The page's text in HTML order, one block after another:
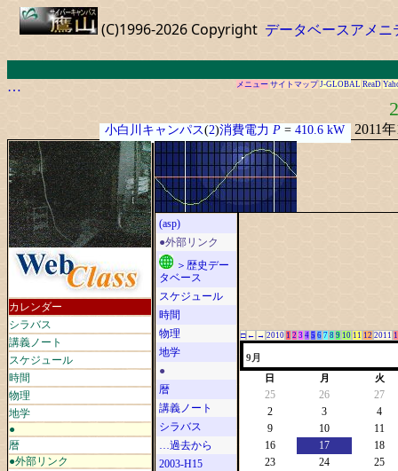
(C)1996-2026 Copyright データベースアメニ
… メニュー サイトマップ J-GLOBAL ReaD
小白川キャンパス(2)消費電力 P =410.6 kW 2011
カレンダー
シラバス
講義ノート
スケジュール
時間
物理
地学
●
暦
●外部リンク
(asp)
●外部リンク
＞歴史デー
タベース
スケジュール
時間
物理
地学
●
暦
講義ノート
シラバス
…過去から
2003-H15
□ ← → 2010 1 2 3 4 5 6 7 8 9 10 11 12 2011 1
9月
日 月 火
25 26
27
2
3
4
9
10
11
16
17
18
23
24
25